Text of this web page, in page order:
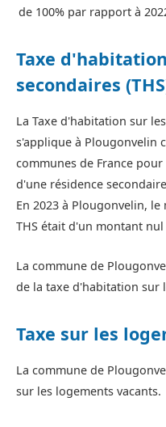
de 100% par rapport à
Taxe
secondaires
La Taxe d'habitation sur
s'applique à Plougonvelin
communes de France
d'une résidence
En 2023 à Plougonvelin,
THS était d'un montant
La commune de
de la taxe d'habitation sur
Taxe sur les
La commune de
sur les logements vacants.